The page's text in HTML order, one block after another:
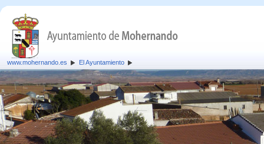
www.mohernando.es El Ayuntamiento